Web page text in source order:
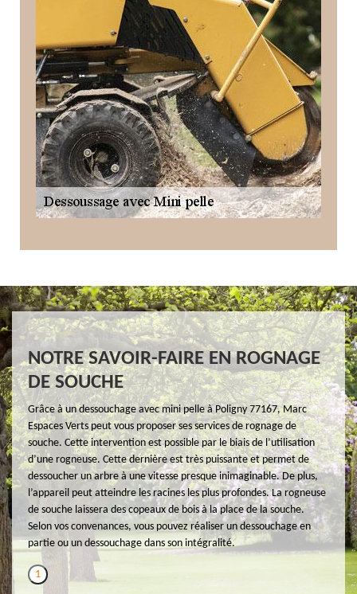
NOTRE SAVOIR-FAIRE EN ROGNAGE
DE SOUCHE
Grâce à un dessouchage avec mini pelle à Poligny 77167, Marc
Espaces Verts peut vous proposer ses services de rognage de
souche. Cette intervention est possible par le biais de l’utilisation
d’une rogneuse. Cette dernière est très puissante et permet de
dessoucher un arbre à une vitesse presque inimaginable. De plus,
l’appareil peut atteindre les racines les plus profondes. La rogneuse
de souche laissera des copeaux de bois à la place de la souche.
Selon vos convenances, vous pouvez réaliser un dessouchage en
partie ou un dessouchage dans son intégralité.
1